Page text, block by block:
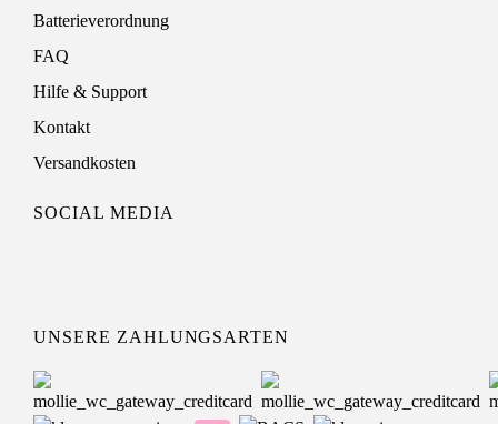
Batterieverordnung
FAQ
Hilfe & Support
Kontakt
Versandkosten
SOCIAL MEDIA
UNSERE ZAHLUNGSARTEN